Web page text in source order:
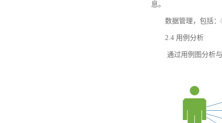
息。
数据管理，包括
2.4 用例分析
通过用例图分析